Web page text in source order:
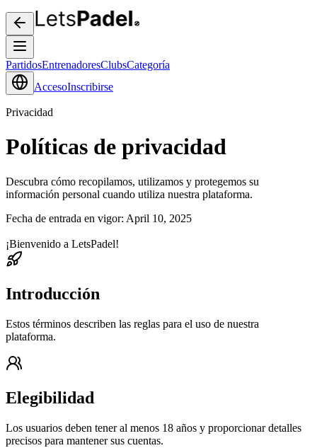
PartidosEntrenadoresClubsCategoría
AccesoInscribirse
Privacidad
Políticas de privacidad
Descubra cómo recopilamos, utilizamos y protegemos su
información personal cuando utiliza nuestra plataforma.
Fecha de entrada en vigor: April 10, 2025
¡Bienvenido a LetsPadel!
Introducción
Estos términos describen las reglas para el uso de nuestra
plataforma.
Elegibilidad
Los usuarios deben tener al menos 18 años y proporcionar detalles
precisos para mantener sus cuentas.